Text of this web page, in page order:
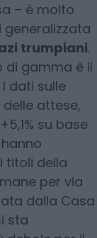
– è molto
generalizzata
trumpiani.
di gamma è il
dati sulle
attese,
su base
titoli della
per via
dalla Casa
sta